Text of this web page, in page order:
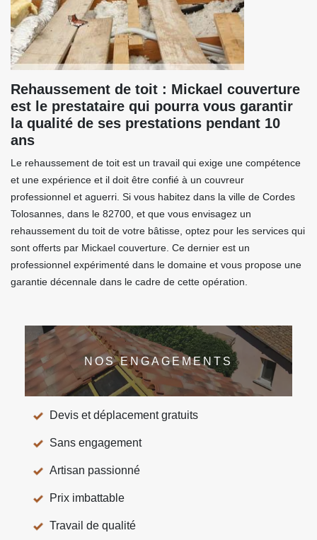
Rehaussement de toit : Mickael couverture
est le prestataire qui pourra vous garantir
la qualité de ses prestations pendant 10
ans
Le rehaussement de toit est un travail qui exige une compétence
et une expérience et il doit être confié à un couvreur
professionnel et aguerri. Si vous habitez dans la ville de Cordes
Tolosannes, dans le 82700, et que vous envisagez un
rehaussement du toit de votre bâtisse, optez pour les services qui
sont offerts par Mickael couverture. Ce dernier est un
professionnel expérimenté dans le domaine et vous propose une
garantie décennale dans le cadre de cette opération.
NOS ENGAGEMENTS
Devis et déplacement gratuits
Sans engagement
Artisan passionné
Prix imbattable
Travail de qualité